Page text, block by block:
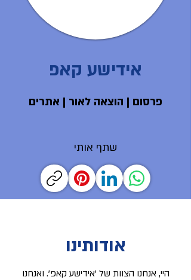
אידישע קאפ
פרסום | הוצאה לאור | אתרים
שתף אותי
אודותינו
היי, אנחנו הצוות של 'אידישע קאפ'. ואנחנו